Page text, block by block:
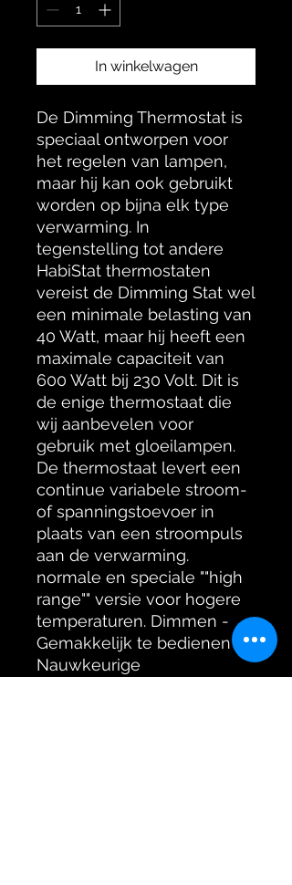
In winkelwagen
De Dimming Thermostat is
speciaal ontworpen voor
het regelen van lampen,
maar hij kan ook gebruikt
worden op bijna elk type
verwarming. In
tegenstelling tot andere
HabiStat thermostaten
vereist de Dimming Stat wel
een minimale belasting van
40 Watt, maar hij heeft een
maximale capaciteit van
600 Watt bij 230 Volt. Dit is
de enige thermostaat die
wij aanbevelen voor
gebruik met gloeilampen.
De thermostaat levert een
continue variabele stroom-
of spanningstoevoer in
plaats van een stroompuls
aan de verwarming.
normale en speciale ""high
range"" versie voor hogere
temperaturen. Dimmen -
Gemakkelijk te bedienen -
Nauwkeurige